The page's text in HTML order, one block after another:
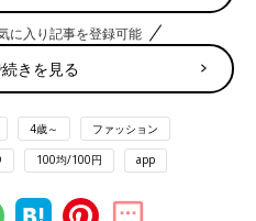
に入り記事を登録可能
きを見る
4歳～ ファッション
100均/100円 app